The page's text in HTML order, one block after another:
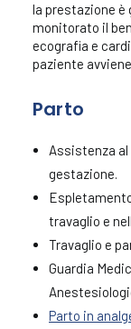
la prestazione è
monitorato il
ecografia e
paziente
Parto
Assistenza
gestazione.
travaglio e
Travaglio e
Guardia
Parto in